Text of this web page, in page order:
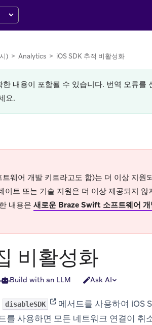
) > Analytics > iOS SDK 추적 비활성화
내용이 포함될 수 있습니다. 번역 오류를
요.
웨어 개발 키트라고도 함)는 더 이상 지원
이트 또는 기술 지원은 더 이상 제공되지 않
내용은 새로운 Braze Swift 소프트웨어 개
비활성화
Build with an LLM Ask AI
disableSDK (opens in new tab)
메서드를 사용하여 iOS
를 사용하면 모든 네트워크 연결이 취